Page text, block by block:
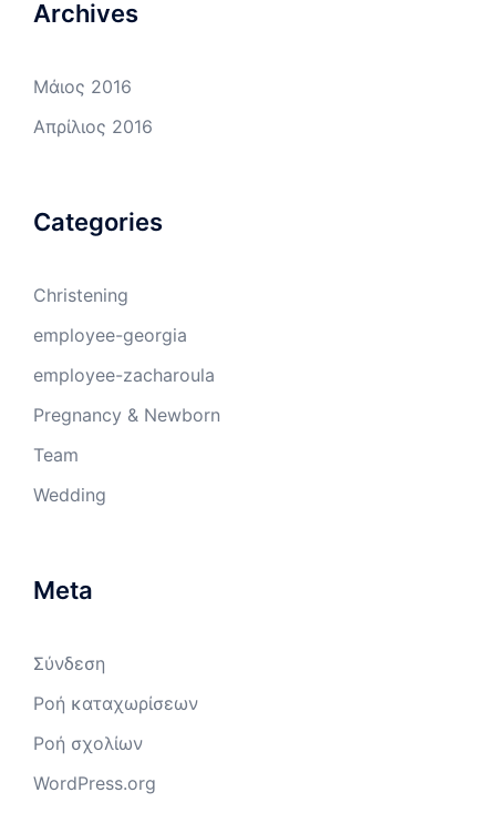
Archives
Μάιος 2016
Απρίλιος 2016
Categories
Christening
employee-georgia
employee-zacharoula
Pregnancy & Newborn
Team
Wedding
Meta
Σύνδεση
Ροή καταχωρίσεων
Ροή σχολίων
WordPress.org